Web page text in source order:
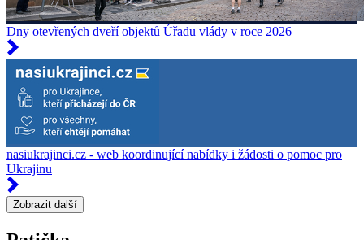
Dny otevřených dveří objektů Úřadu vlády v roce 2026
nasiukrajinci.cz - web koordinující nabídky i žádosti o pomoc pro
Ukrajinu
Zobrazit další